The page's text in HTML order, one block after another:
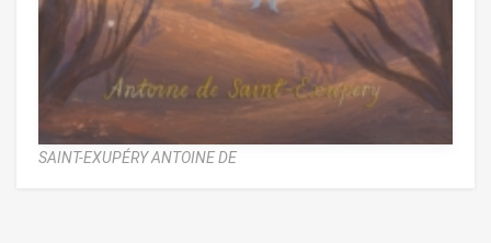
SAINT-EXUPÉRY ANTOINE DE